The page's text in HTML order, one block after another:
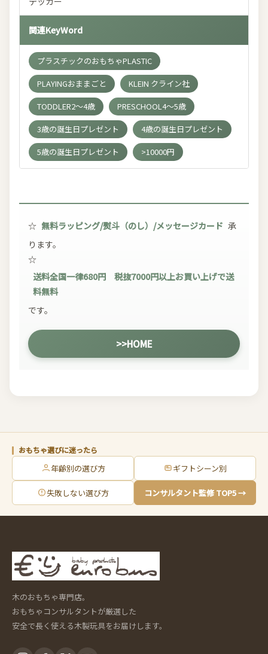
関連KeyWord
プラスチックのおもちゃPLASTIC
PLAYINGおままごと
KLEIN クライン社
TODDLER2～4歳
PRESCHOOL4～5歳
3歳の誕生日プレゼント
4歳の誕生日プレゼント
5歳の誕生日プレゼント
>10000円
☆ 無料ラッピング/熨斗（のし）/メッセージカード 承
ります。
☆
送料全国一律680円 税抜7000円以上お買い上げで送
料無料
です。
>>HOME
おもちゃ選びに迷ったら
年齢別の選び方 ギフトシーン別
失敗しない選び方 コンサルタント監修 TOP5 →
木のおもちゃ専門店。
おもちゃコンサルタントが厳選した
安全で長く使える木製玩具をお届けします。